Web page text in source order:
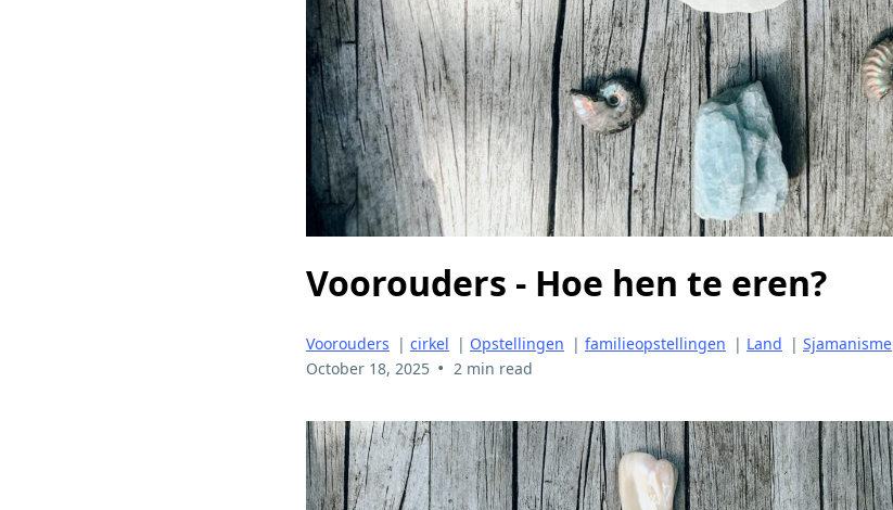
Voorouders - Hoe hen te eren?
Voorouders | cirkel | Opstellingen | familieopstellingen | Land | Sjamanisme
October 18, 2025 • 2 min read